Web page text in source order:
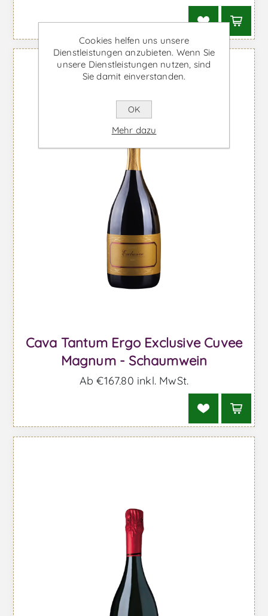
Cava Tantum Ergo Exclusive Cuvee
Magnum - Schaumwein
Ab €167,80 inkl. MwSt.
Cookies helfen uns unsere
Dienstleistungen anzubieten. Wenn Sie
unsere Dienstleistungen nutzen, sind
Sie damit einverstanden.
OK
Mehr dazu